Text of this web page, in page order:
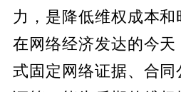
力，是降低维权成本和
在网络经济发达的今
式固定网络证据、合